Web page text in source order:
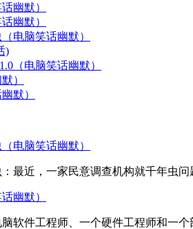
幽默）
幽默）
电脑笑话幽默）
)
（电脑笑话幽默）
）
默）
电脑笑话幽默）
最近，一家民意调查机构就千年虫
幽默）
软件工程师、一个硬件工程师和一